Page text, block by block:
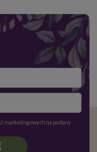
mail oraz przetwarzanie danych osobowych zgodnie z